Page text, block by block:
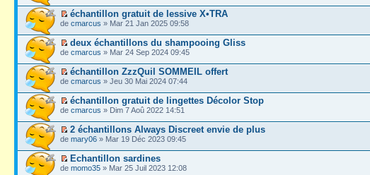
échantillon gratuit de lessive X•TRA
de cmarcus » Mar 21 Jan 2025 09:58
deux échantillons du shampooing Gliss
de cmarcus » Mar 24 Sep 2024 09:45
échantillon ZzzQuil SOMMEIL offert
de cmarcus » Jeu 30 Mai 2024 07:44
échantillon gratuit de lingettes Décolor Stop
de cmarcus » Dim 7 Aoû 2022 14:51
2 échantillons Always Discreet envie de plus
de mary06 » Mar 19 Déc 2023 09:45
Echantillon sardines
de momo35 » Mar 25 Juil 2023 12:08